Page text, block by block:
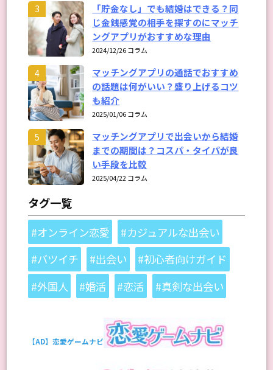
3
「貯金なし」でも結婚はできる？同
じ金銭感覚の相手を探すのにマッチ
ングアプリがおすすめな理由
2024/12/26 コラム
4
マッチングアプリの通話でおすすめ
の話題は何がいい？盛り上げるコツ
も紹介
2025/01/06 コラム
5
マッチングアプリで出会いから結婚
までの期間は？コスパ・タイパが良
い手段を比較
2025/04/22 コラム
タグ一覧
#オンライン恋愛
#カジュアルな出会い
#バツイチ
#出会い
#初心者向けガイド
#外国人
#婚活 #恋活 #真剣な出会い
【AD】恋愛ゲームナビ